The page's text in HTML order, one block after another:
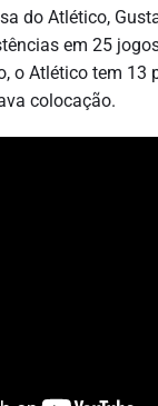
do Atlético,
em 25
o Atlético tem 13
colocação.